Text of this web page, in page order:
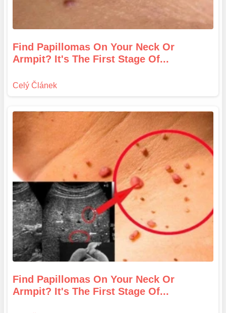
Find Papillomas On Your Neck Or
Armpit? It's The First Stage Of...
Find Papillomas On Your Neck Or
Armpit? It's The First Stage Of...